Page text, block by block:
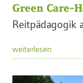
Green Care-
Reitpädagogik
weiterlesen